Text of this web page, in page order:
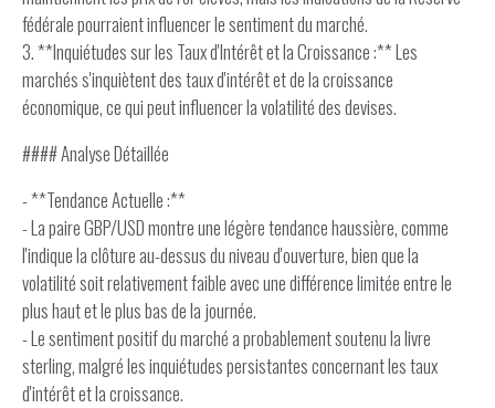
fédérale pourraient influencer le sentiment du marché.
3. **Inquiétudes sur les Taux d'Intérêt et la Croissance :** Les
marchés s'inquiètent des taux d'intérêt et de la croissance
économique, ce qui peut influencer la volatilité des devises.
#### Analyse Détaillée
- **Tendance Actuelle :**
- La paire GBP/USD montre une légère tendance haussière, comme
l'indique la clôture au-dessus du niveau d'ouverture, bien que la
volatilité soit relativement faible avec une différence limitée entre le
plus haut et le plus bas de la journée.
- Le sentiment positif du marché a probablement soutenu la livre
sterling, malgré les inquiétudes persistantes concernant les taux
d'intérêt et la croissance.